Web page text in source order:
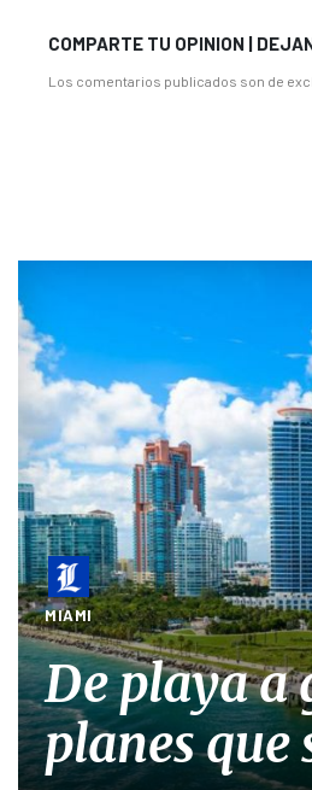
COMPARTE TU OPINION |
Los comentarios publicados son de
MIAMI
De playa a
planes